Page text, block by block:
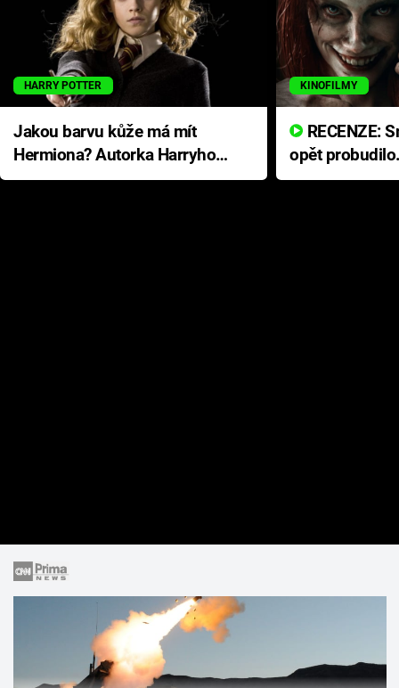
HARRY POTTER
Jakou barvu kůže má mít
Hermiona? Autorka Harryho
Pottera přišla s ráznou
KINOFILMY
opět
přichází s